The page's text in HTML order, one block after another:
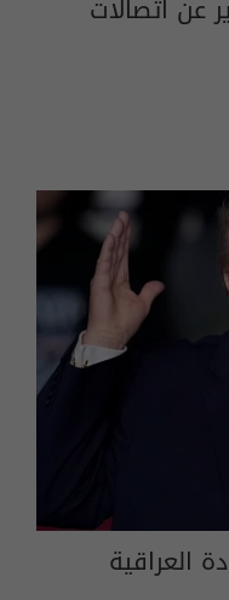
عن اتصالات
العراقية